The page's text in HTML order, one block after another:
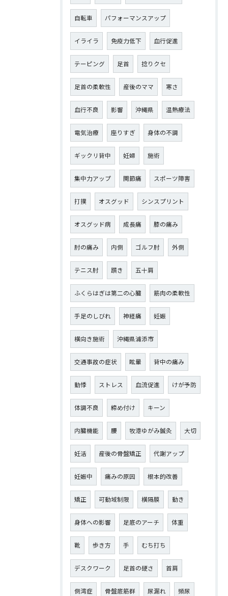
自転車 パフォーマンスアップ
イライラ 免疫力低下 血行促進
テーピング 足首 捻りクセ
足首の柔軟性 産後のママ 寒さ
血行不良 影響 沖縄県 温熱療法
電気治療 座りすぎ 身体の不調
ギックリ背中 妊婦 施術
集中力アップ 関節痛 スポーツ障害
打撲 オスグッド シンスプリント
オスグッド病 成長痛 膝の痛み
肘の痛み 内側 ゴルフ肘 外側
テニス肘 躓き 五十肩
ふくらはぎは第二の心臓 筋肉の柔軟性
手足のしびれ 神経痛 妊娠
横向き施術 沖縄県浦添市
交通事故の症状 眩暈 背中の痛み
動悸 ストレス 血流促進 けが予防
体調不良 締め付け キーン
内臓機能 腰 牧港ゆがみ鍼灸 大切
妊活 産後の骨盤矯正 代謝アップ
妊娠中 痛みの原因 根本的改善
矯正 可動域制限 横隔膜 動き
身体への影響 足底のアーチ 体重
靴 歩き方 手 むち打ち
デスクワーク 足首の硬さ 首肩
側湾症 骨盤底筋群 尿漏れ 頻尿